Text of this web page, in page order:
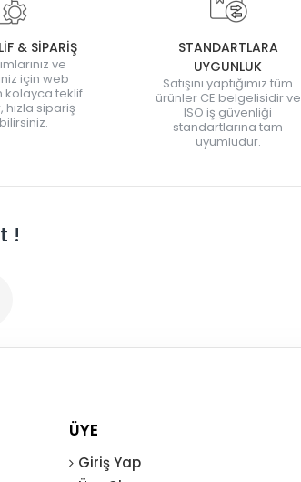
& SİPARİŞ
ve
için web
kolayca teklif
hızla sipariş
STANDARTLARA
UYGUNLUK
Satışını yaptığımız tüm
ürünler CE belgelisidir ve
ISO iş güvenliği
standartlarına tam
uyumludur.
!
ÜYE
Giriş Yap